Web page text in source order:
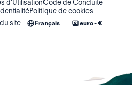
d'UtilisationCode de Conduite
Politique de cookies
site Français euro - €